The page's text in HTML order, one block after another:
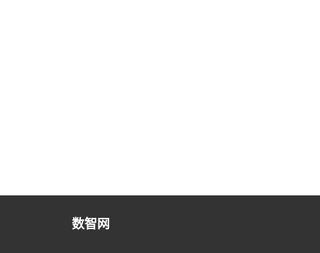
数智网